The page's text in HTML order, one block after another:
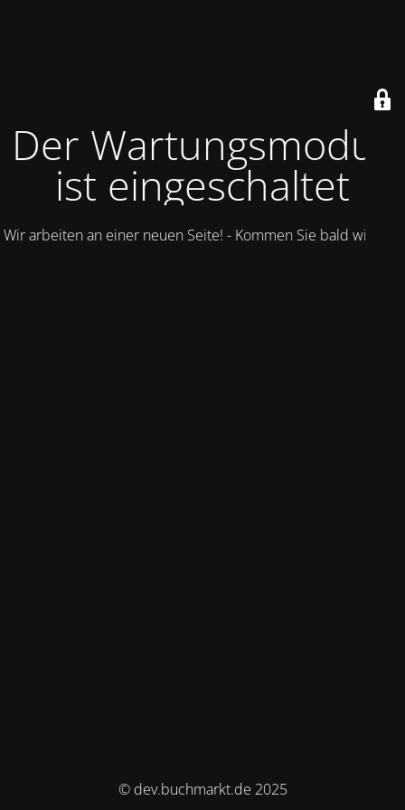
Der Wartungsmodus
ist eingeschaltet
Wir arbeiten an einer neuen Seite! - Kommen Sie bald wieder.
© dev.buchmarkt.de 2025